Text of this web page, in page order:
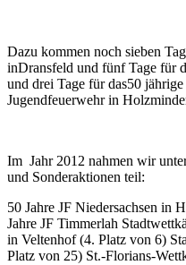
Dazu kommen noch sieben
inDransfeld und fünf Tage für
und drei Tage für das50
Jugendfeuerwehr in
Im Jahr 2012 nahmen wir
und Sonderaktionen teil:
50 Jahre JF Niedersachsen in
Jahre JF Timmerlah
in Veltenhof (4. Platz von 6)
Platz von 25) St.-Florians-